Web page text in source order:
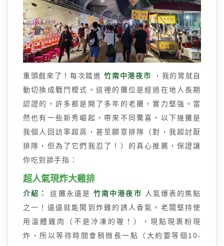
重頭戲來了！每次踏進竹南中港夜市 ，我的胃就自
動切換成戰鬥模式。這裡的攤位是經過在地人長期
認證的，許多都是開了多年的老攤，實力堅強。當
然也有一些新秀崛起，帶來不同驚喜。以下幾攤是
我個人回訪率超高，甚至願意排隊（對，我超討厭
排隊，但為了它們我忍了！）的真心推薦，保證讓
你吃到舔手指：
超人氣現炸大雞排
介紹： 這攤永遠是竹南中港夜市
人氣爆表的焦點
之一！遠遠就能聞到炸雞的誘人香氣。老闆堅持使
用溫體雞肉（不是冷凍的喔！），現點現裹粉現
炸，所以等待時間會稍微長一點（大約要等個10-